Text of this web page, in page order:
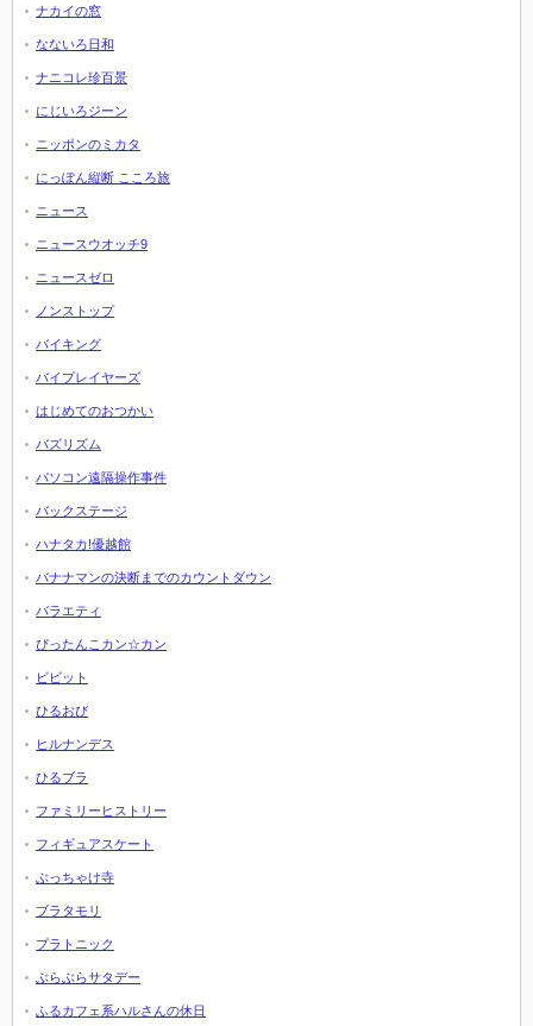
ナカイの窓
なないろ日和
ナニコレ珍百景
にじいろジーン
ニッポンのミカタ
にっぽん縦断 こころ旅
ニュース
ニュースウオッチ9
ニュースゼロ
ノンストップ
バイキング
バイプレイヤーズ
はじめてのおつかい
バズリズム
パソコン遠隔操作事件
バックステージ
ハナタカ!優越館
バナナマンの決断までのカウントダウン
バラエティ
ぴったんこカン☆カン
ビビット
ひるおび
ヒルナンデス
ひるブラ
ファミリーヒストリー
フィギュアスケート
ぶっちゃけ寺
ブラタモリ
プラトニック
ぶらぶらサタデー
ふるカフェ系ハルさんの休日